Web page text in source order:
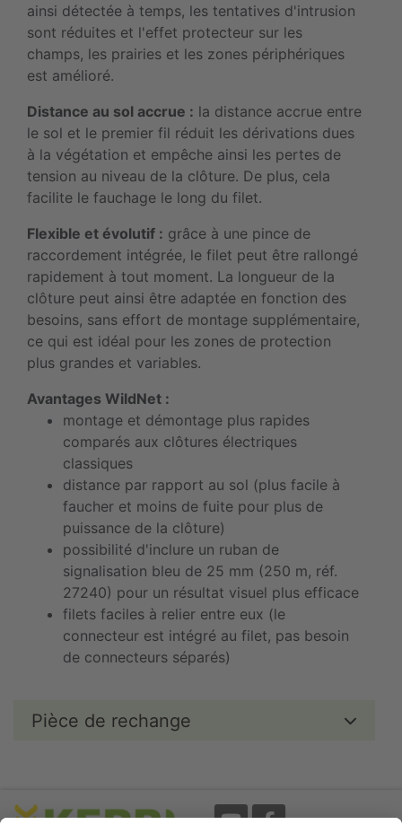
ainsi détectée à temps, les tentatives d'intrusion
sont réduites et l'effet protecteur sur les
champs, les prairies et les zones périphériques
est amélioré.
Distance au sol accrue : la distance accrue entre
le sol et le premier fil réduit les dérivations dues
à la végétation et empêche ainsi les pertes de
tension au niveau de la clôture. De plus, cela
facilite le fauchage le long du filet.
Flexible et évolutif : grâce à une pince de
raccordement intégrée, le filet peut être rallongé
rapidement à tout moment. La longueur de la
clôture peut ainsi être adaptée en fonction des
besoins, sans effort de montage supplémentaire,
ce qui est idéal pour les zones de protection
plus grandes et variables.
Avantages WildNet :
montage et démontage plus rapides
comparés aux clôtures électriques
classiques
distance par rapport au sol (plus facile à
faucher et moins de fuite pour plus de
puissance de la clôture)
possibilité d'inclure un ruban de
signalisation bleu de 25 mm (250 m, réf.
27240) pour un résultat visuel plus efficace
filets faciles à relier entre eux (le
connecteur est intégré au filet, pas besoin
de connecteurs séparés)
Pièce de rechange